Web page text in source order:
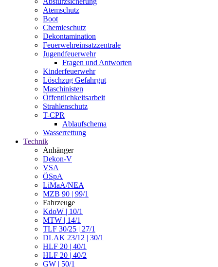
Atemschutz
Boot
Chemieschutz
Dekontamination
Feuerwehreinsatzzentrale
Jugendfeuerwehr
Fragen und Antworten
Kinderfeuerwehr
Löschzug Gefahrgut
Maschinisten
Öffentlichkeitsarbeit
Strahlenschutz
T-CPR
Ablaufschema
Wasserrettung
Technik
Anhänger
Dekon-V
VSA
ÖSpA
LiMaA/NEA
MZB 90 | 99/1
Fahrzeuge
KdoW | 10/1
MTW | 14/1
TLF 30/25 | 27/1
DLAK 23/12 | 30/1
HLF 20 | 40/1
HLF 20 | 40/2
GW | 50/1